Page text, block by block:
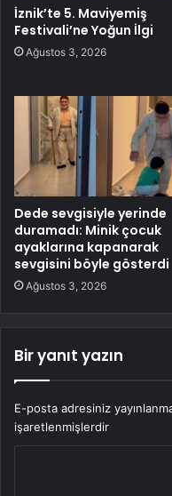
İznik’te 5. Maviyemiş
Festivali’ne Yoğun İlgi
Ağustos 3, 2026
Dede sevgisiyle yerinde
duramadı: Minik çocuk
ayaklarına kapanarak
sevgisini böyle gösterdi
Ağustos 3, 2026
Bir yanıt yazın
E-posta adresiniz
işaretlenmişlerdir